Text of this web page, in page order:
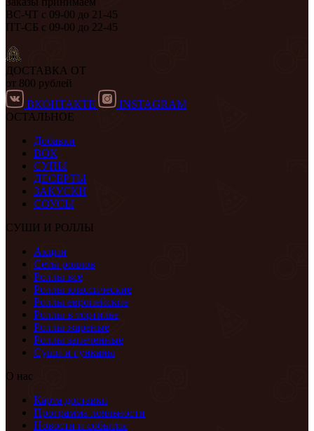
ВС-ЧТ с 09-00 до 21-45
ПТ-СБ с 09-00 до 22-45
ДОСТАВКА ОТ
от 800 рублей
ВКОНТАКТЕ
INSTAGRAM
ОСТАЛЬНОЕ
Добавки
ВОК
СУПЫ
ДЕСЕРТЫ
ЗАКУСКИ
СОУСЫ
СУШИ И РОЛЛЫ
Акции
Сеты роллов
Роллы все
Роллы классические
Роллы европейские
Роллы в тортилье
Роллы жареные
Роллы запеченные
Суши и гунканы
О нас
Карта доставки
Программа лояльности
Новости и события